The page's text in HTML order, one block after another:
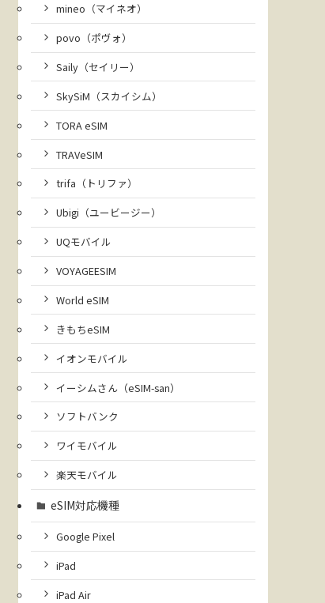
mineo（マイネオ）
povo（ポヴォ）
Saily（セイリー）
SkySiM（スカイシム）
TORA eSIM
TRAVeSIM
trifa（トリファ）
Ubigi（ユービージー）
UQモバイル
VOYAGEESIM
World eSIM
きもちeSIM
イオンモバイル
イーシムさん（eSIM-san）
ソフトバンク
ワイモバイル
楽天モバイル
eSIM対応機種
Google Pixel
iPad
iPad Air